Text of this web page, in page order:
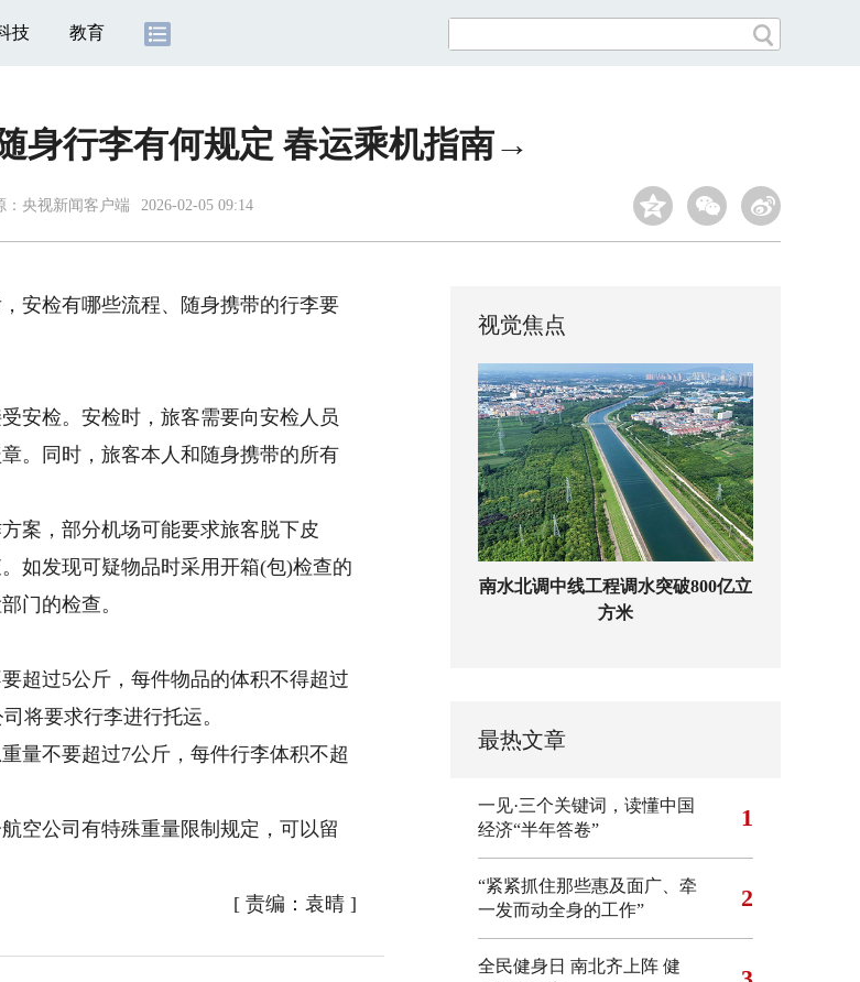
技 教育
身行李有何规定 春运乘机指南→
： 央视新闻客户端 2026-02-05 09:14
检有哪些流程、随身携带的行李要
检。安检时，旅客需要向安检人员
。同时，旅客本人和随身携带的所有
，部分机场可能要求旅客脱下皮
如发现可疑物品时采用开箱(包)检查的
门的检查。
过5公斤，每件物品的体积不得超过
将要求行李进行托运。
不要超过7公斤，每件行李体积不超
公司有特殊重量限制规定，可以留
[ 责编：袁晴 ]
视觉焦点
南水北调中线工程调水突破800亿立
方米
最热文章
一见·三个关键词，读懂中国
经济“半年答卷”
1
“紧紧抓住那些惠及面广、牵
一发而动全身的工作”
2
全民健身日 南北齐上阵 健